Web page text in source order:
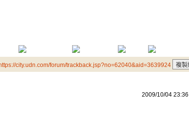
city.udn.com/forum/trackback.jsp?no=62040&aid=3639924
2009/10/04 23:36